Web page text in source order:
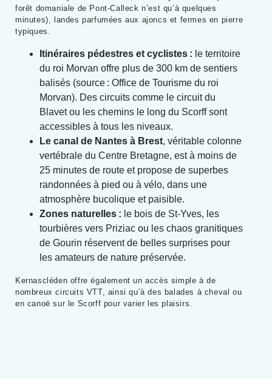
forêt domaniale de Pont-Calleck n’est qu’à quelques
minutes), landes parfumées aux ajoncs et fermes en pierre
typiques.
Itinéraires pédestres et cyclistes : le territoire
du roi Morvan offre plus de 300 km de sentiers
balisés (source : Office de Tourisme du roi
Morvan). Des circuits comme le circuit du
Blavet ou les chemins le long du Scorff sont
accessibles à tous les niveaux.
Le canal de Nantes à Brest, véritable colonne
vertébrale du Centre Bretagne, est à moins de
25 minutes de route et propose de superbes
randonnées à pied ou à vélo, dans une
atmosphère bucolique et paisible.
Zones naturelles : le bois de St-Yves, les
tourbières vers Priziac ou les chaos granitiques
de Gourin réservent de belles surprises pour
les amateurs de nature préservée.
Kernascléden offre également un accès simple à de
nombreux circuits VTT, ainsi qu’à des balades à cheval ou
en canoë sur le Scorff pour varier les plaisirs.